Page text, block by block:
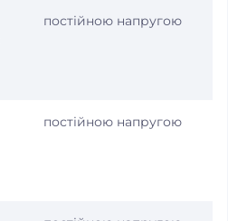
постійною напругою
постійною напругою